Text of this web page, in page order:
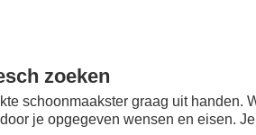
zoeken
schoonmaakster graag uit handen.
je opgegeven wensen en eisen.